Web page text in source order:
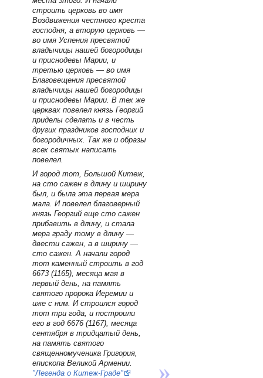
строить церковь во имя
Воздвижения честного креста
господня, а вторую церковь —
во имя Успения пресвятой
владычицы нашей богородицы
и приснодевы Марии, и
третью церковь — во имя
Благовещения пресвятой
владычицы нашей богородицы
и приснодевы Марии. В тех же
церквах повелел князь Георгий
приделы сделать и в честь
других праздников господних и
богородичных. Так же и образы
всех святых написать
повелел.
И город тот, Большой Китеж,
на сто сажен в длину и ширину
был, и была эта первая мера
мала. И повелел благоверный
князь Георгий еще сто сажен
прибавить в длину, и стала
мера граду тому в длину —
двести сажен, а в ширину —
сто сажен. А начали город
тот каменный строить в год
6673 (1165), месяца мая в
первый день, на память
святого пророка Иеремии и
иже с ним. И строился город
тот три года, и построили
его в год 6676 (1167), месяца
сентября в тридцатый день,
на память святого
священномученика Григория,
епископа Великой Армении.
"Легенда о Китеж-Граде"